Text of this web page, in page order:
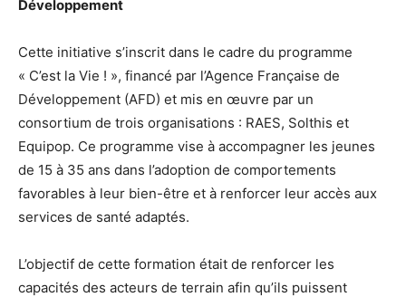
Développement
Cette initiative s’inscrit dans le cadre du programme
« C’est la Vie ! », financé par l’Agence Française de
Développement (AFD) et mis en œuvre par un
consortium de trois organisations : RAES, Solthis et
Equipop. Ce programme vise à accompagner les jeunes
de 15 à 35 ans dans l’adoption de comportements
favorables à leur bien-être et à renforcer leur accès aux
services de santé adaptés.
L’objectif de cette formation était de renforcer les
capacités des acteurs de terrain afin qu’ils puissent